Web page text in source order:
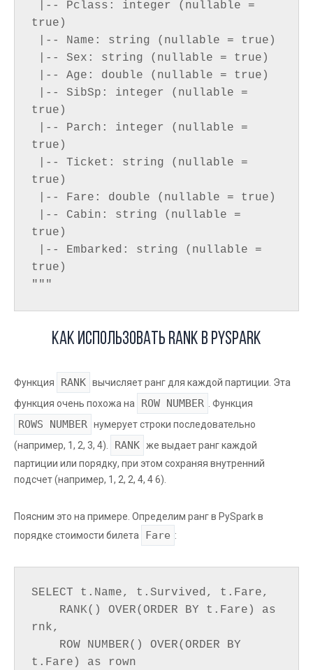
true)
true)
true)
true)
true)
true)
Как использовать RANK в PySpark
Функция RANK вычисляет ранг для каждой партиции. Эта
функция очень похожа на
ROW NUMBER . Функция
ROWS NUMBER нумерует строки последовательно
(например, 1, 2, 3, 4).
RANK же выдает ранг каждой
партиции или порядку, при этом сохраняя внутренний
подсчет (например, 1, 2, 2, 4, 4 6).
Поясним это на примере. Определим ранг в PySpark в
порядке стоимости билета
Fare :
SELECT t.Name, t.Survived, t.Fare,
rnk,
t.Fare) as rown